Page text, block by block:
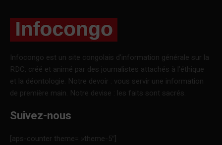
Infocongo est un site congolais d’information générale sur la
RDC, créé et animé par des journalistes attachés à l’éthique
et la déontologie. Notre devoir : vous servir une information
de première main. Notre devise : les faits sont sacrés.
Suivez-nous
[aps-counter theme= »theme-5″]